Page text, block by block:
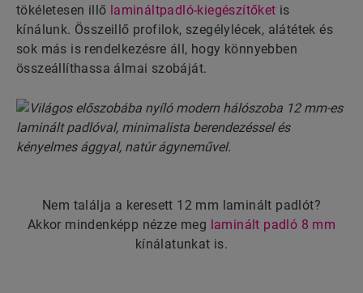
tökéletesen illő lamináltpadló-kiegészítőket is
kínálunk. Összeillő profilok, szegélylécek, alátétek és
sok más is rendelkezésre áll, hogy könnyebben
összeállíthassa álmai szobáját.
Nem találja a keresett 12 mm laminált padlót?
Akkor mindenképp nézze meg laminált padló 8 mm
kínálatunkat is.